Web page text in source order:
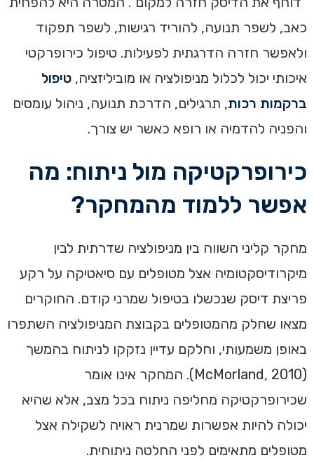
כאב, לשפר תנועה, להוריד רגישות, לשפר תפקוד
ולאפשר חזרה הדרגתית לפעילות. טיפול כירופרקטי
איכותי יכול לכלול מניפולציה או מוביליזציה, טיפול
ברקמות רכות, תרגילים, הדרכת תנועה, ניהול עומסים
והפניה להדמיה או רופא כאשר יש צורך.
כירופרקטיקה מול ניתוח: מה
אפשר ללמוד מהמחקר?
מחקר קליני השווה בין מניפולציה שדרתית לבין
מיקרודיסקטומיה אצל מטופלים עם סיאטיקה על רקע
פריצת דיסק שנכשלו בטיפול שמרני קודם. החוקרים
מצאו שחלק מהמטופלים בקבוצת המניפולציה השתפרו
באופן משמעותי, וחלקם עדיין נזקקו לניתוח בהמשך
(McMorland, 2010). המחקר אינו אומר
שכירופרקטיקה מחליפה ניתוח בכל מצב, אלא שהיא
יכולה להיות אפשרות שמרנית ראויה לשקילה אצל
מטופלים מתאימים לפני החלטה ניתוחית.